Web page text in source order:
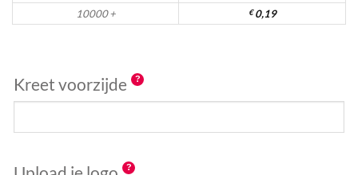
10000 +
€0,19
Kreet voorzijde